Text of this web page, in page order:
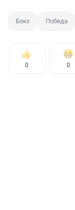
Бокс Победа
0 0